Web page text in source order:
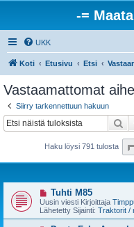
-=
UKK
Koti Etusivu Etsi
Vastaamattomat
Siirry tarkennettuun hakuun
Haku löysi 791 tulosta
U
u
s
i
v
Tuhti M85
Uusin viesti Kirjoittaja
Lähetetty Sijainti: Traktorit /